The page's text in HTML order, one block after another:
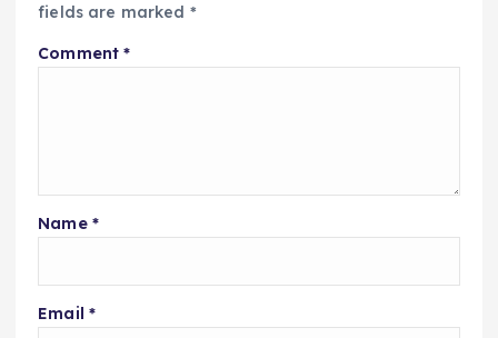
fields are marked *
Comment*
Name *
Email *